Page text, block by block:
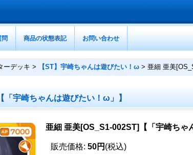
問 商品の状態表記 お問い合わせ
ーデッキ > 【ST】宇崎ちゃんは遊びたい！ω > 亜細 亜美
宇崎ちゃんは遊びたい！ω」】
亜細 亜美[OS_S1-002ST]【「宇崎ちゃ
販売価格: 50円 (税込)